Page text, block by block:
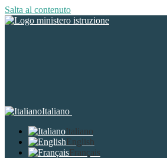
Salta al contenuto
Italiano
Italiano
English
Français